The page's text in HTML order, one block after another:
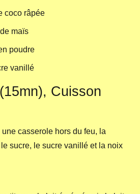
coco râpée
maïs
poudre
vanillé
Cuisson
casserole hors du feu, la
sucre, le sucre vanillé et la noix